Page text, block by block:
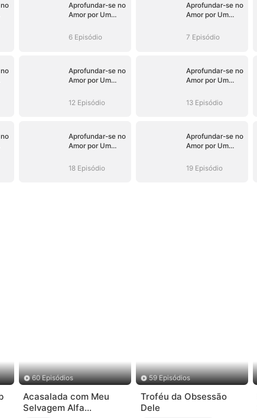
Aprofundar-se no
Amor por Um
Terno
6 Episódio
Aprofundar-se no
Amor por Um
Terno
7 Episódio
Aprofundar-se no
Amor por Um
Terno
12 Episódio
Aprofundar-se no
Amor por Um
Terno
13 Episódio
Aprofundar-se no
Amor por Um
Terno
18 Episódio
Aprofundar-se no
Amor por Um
Terno
19 Episódio
60 Episódios
Acasalada com Meu
Selvagem Alfa
59 Episódios
Troféu da Obsessão
Dele